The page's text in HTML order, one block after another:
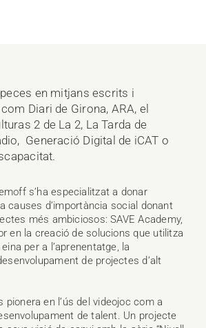
en mitjans escrits i
Diari de Girona, ARA, el
2 de La 2, La Tarda de
Generació Digital de iCAT o
s’ha especialitzat a donar
causes d’importància social donant
més ambiciosos: SAVE Academy,
en la creació de solucions que utilitza
per a l’aprenentatge, la
de projectes d’alt
pionera en l’ús del videojoc com a
de talent. Un projecte